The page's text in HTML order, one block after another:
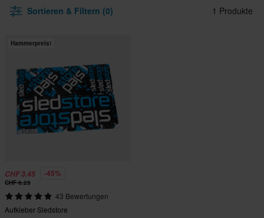
Sortieren & Filtern (0) 1 Produkte
Hammerpreis!
CHF 3.45 -45%
CHF 6.25
43 Bewertungen
Aufkleber Sledstore